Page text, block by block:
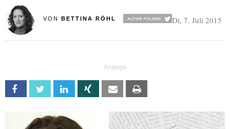
VON BETTINA RÖHL Di, 7. Juli 2015
Facebook Twitter Linkedin Xing Email